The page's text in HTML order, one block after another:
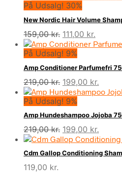
På Udsalg! 30%
New Nordic Hair Volume
159,00kr. Den
oprindelige
pris
var:
159,00 kr..
111,00 kr.
111,00
På Udsalg! 9%
Amp Conditioner Parfumefri
219,00kr. Den
oprindelige
pris
var:
219,00 kr..
199,00 kr.
er:
199,00
På Udsalg! 9%
Amp Hundeshampoo Jojoba
219,00kr. Den
oprindelige
pris
var:
199,00 kr.
pris
er:
Cdm Gallop Conditioning
119,00 kr.